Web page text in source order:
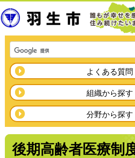
よくある質問
組織から探す
分野から探す
後期高齢者医療制